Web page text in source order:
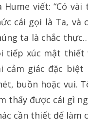
Hume viết: “Có
cái gọi là Ta, và
ta là chắc
tiếp xúc mật thiết
cảm giác đặc
buồn hoặc vui.
thấy được cái gì
cần thiết để làm